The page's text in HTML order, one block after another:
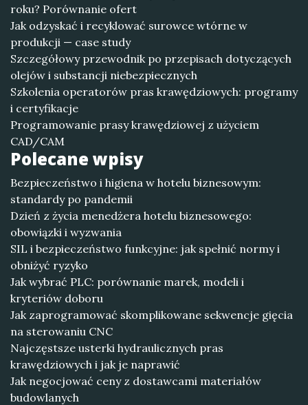
roku? Porównanie ofert
Jak odzyskać i recyklować surowce wtórne w
produkcji — case study
Szczegółowy przewodnik po przepisach dotyczących
olejów i substancji niebezpiecznych
Szkolenia operatorów pras krawędziowych: programy
i certyfikacje
Programowanie prasy krawędziowej z użyciem
CAD/CAM
Polecane wpisy
Bezpieczeństwo i higiena w hotelu biznesowym:
standardy po pandemii
Dzień z życia menedżera hotelu biznesowego:
obowiązki i wyzwania
SIL i bezpieczeństwo funkcyjne: jak spełnić normy i
obniżyć ryzyko
Jak wybrać PLC: porównanie marek, modeli i
kryteriów doboru
Jak zaprogramować skomplikowane sekwencje gięcia
na sterowaniu CNC
Najczęstsze usterki hydraulicznych pras
krawędziowych i jak je naprawić
Jak negocjować ceny z dostawcami materiałów
budowlanych